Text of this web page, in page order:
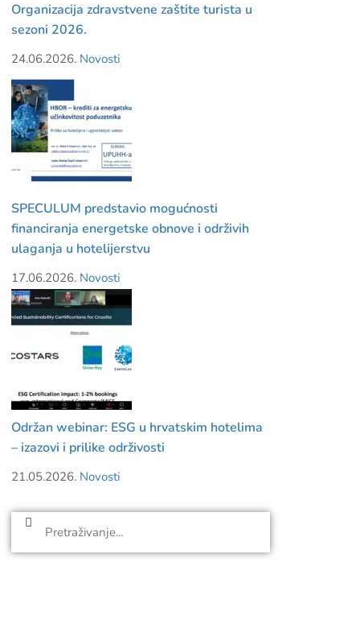
Organizacija zdravstvene zaštite turista u
sezoni 2026.
24.06.2026. Novosti
SPECULUM predstavio mogućnosti
financiranja energetske obnove i održivih
ulaganja u hotelijerstvu
17.06.2026. Novosti
Održan webinar: ESG u hrvatskim hotelima
– izazovi i prilike održivosti
21.05.2026. Novosti